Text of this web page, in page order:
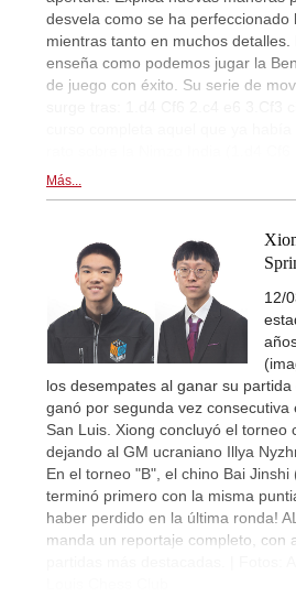
desvela como se ha perfeccionado
mientras tanto en muchos
enseña como podemos jugar la
de juego con éxito. Su serie de
Más...
12/
los desempates al ganar su
ganó por segunda vez consecutiva
San Luis. Xiong concluyó el torneo
dejando al GM ucraniano Illya
En el torneo "B", el chino Bai
terminó primero con la misma
haber perdido en la última ronda!
manda un reportaje completo, con